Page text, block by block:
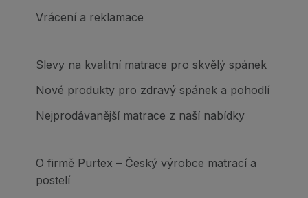
Vrácení a reklamace
Slevy na kvalitní matrace pro skvělý spánek
Nové produkty pro zdravý spánek a pohodlí
Nejprodávanější matrace z naší nabídky
O firmě Purtex – Český výrobce matrací a
postelí